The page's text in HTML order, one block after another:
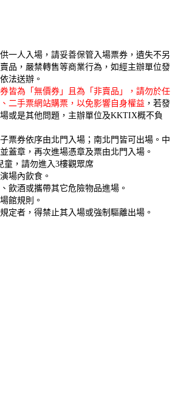
一人入場，請妥善保管入場票券，遺失不另
品，嚴禁轉售等商業行為，如經主辦單位發
法送辦。
皆為「無價券」且為「非賣品」，請勿於任
二手票網站購票，以免影響自身權益 ，若發
或是其他問題，主辦單位及KKTIX概不負
票券依序由北門入場；南北門皆可出場。中
蓋章，再次進場憑章及票由北門入場。
童，請勿進入3樓觀眾席
場內飲食。
飲酒或攜帶其它危險物品進場。
館規則。
定者，得禁止其入場或強制驅離出場。